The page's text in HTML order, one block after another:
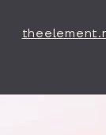
ХОД